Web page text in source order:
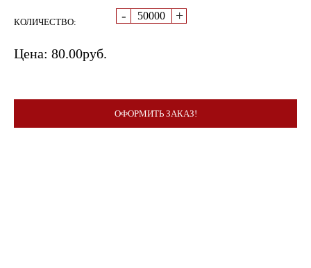
КОЛИЧЕСТВО: - +
Цена: 80.00руб.
ОФОРМИТЬ ЗАКАЗ!